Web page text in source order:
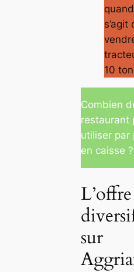
s’agit
10
Combien
restaurant
utiliser par
en caisse ?
L’offre
sur